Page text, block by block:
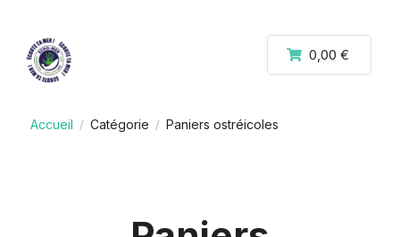
0,00 €
Accueil / Catégorie / Paniers ostréicoles